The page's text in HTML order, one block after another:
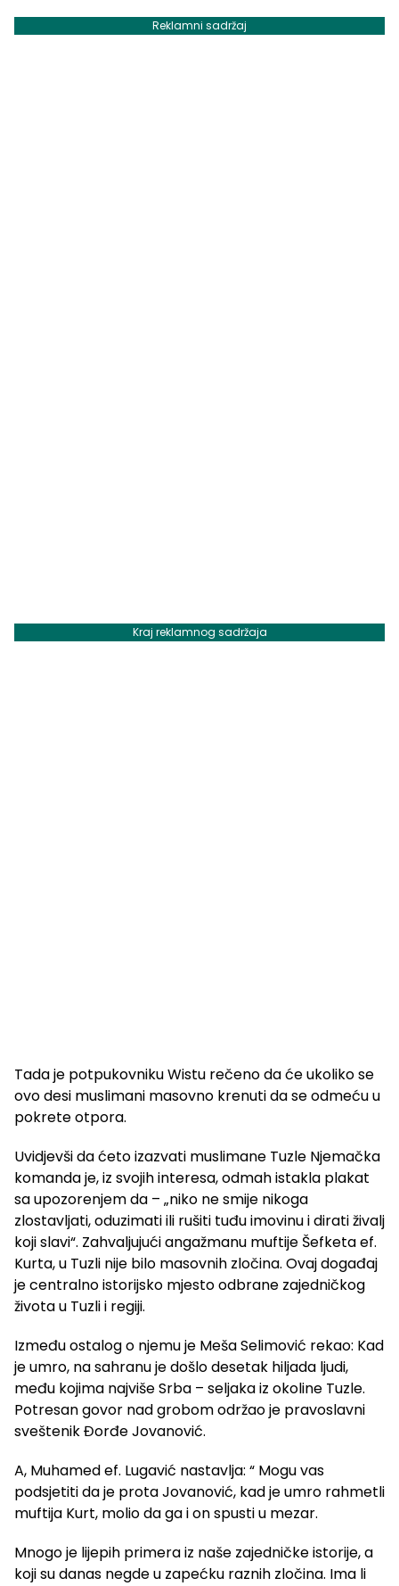
Reklamni sadržaj
Kraj reklamnog sadržaja
Tada je potpukovniku Wistu rečeno da će ukoliko se
ovo desi muslimani masovno krenuti da se odmeću u
pokrete otpora.
Uvidjevši da ćeto izazvati muslimane Tuzle Njemačka
komanda je, iz svojih interesa, odmah istakla plakat
sa upozorenjem da – „niko ne smije nikoga
zlostavljati, oduzimati ili rušiti tuđu imovinu i dirati živalj
koji slavi“. Zahvaljujući angažmanu muftije Šefketa ef.
Kurta, u Tuzli nije bilo masovnih zločina. Ovaj događaj
je centralno istorijsko mjesto odbrane zajedničkog
života u Tuzli i regiji.
Između ostalog o njemu je Meša Selimović rekao: Kad
je umro, na sahranu je došlo desetak hiljada ljudi,
među kojima najviše Srba – seljaka iz okoline Tuzle.
Potresan govor nad grobom održao je pravoslavni
sveštenik Đorđe Jovanović.
A, Muhamed ef. Lugavić nastavlja: “ Mogu vas
podsjetiti da je prota Jovanović, kad je umro rahmetli
muftija Kurt, molio da ga i on spusti u mezar.
Mnogo je lijepih primera iz naše zajedničke istorije, a
koji su danas negde u zapećku raznih zločina. Ima li